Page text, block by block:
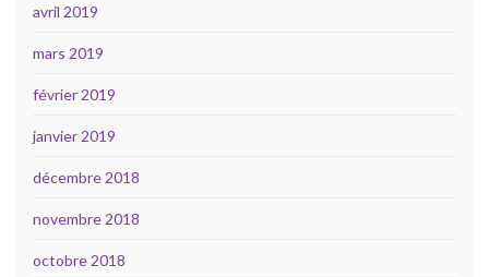
avril 2019
mars 2019
février 2019
janvier 2019
décembre 2018
novembre 2018
octobre 2018